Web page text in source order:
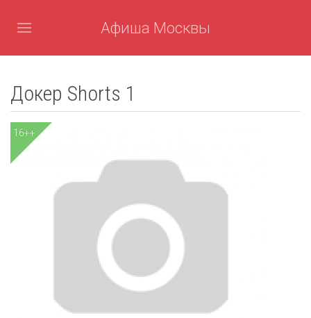
Афиша Москвы
Докер Shorts 1
16++